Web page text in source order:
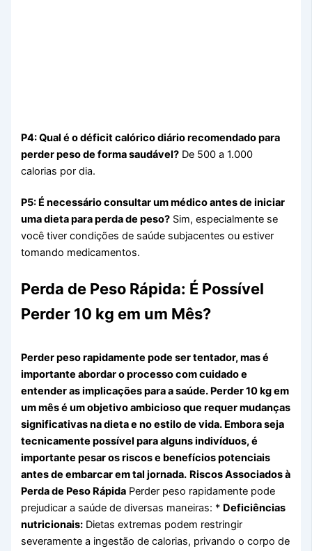
P4: Qual é o déficit calórico diário recomendado para
perder peso de forma saudável? De 500 a 1.000
calorias por dia.
P5: É necessário consultar um médico antes de iniciar
uma dieta para perda de peso? Sim, especialmente se
você tiver condições de saúde subjacentes ou estiver
tomando medicamentos.
Perda de Peso Rápida: É Possível
Perder 10 kg em um Mês?
Perder peso rapidamente pode ser tentador, mas é
importante abordar o processo com cuidado e
entender as implicações para a saúde. Perder 10 kg em
um mês é um objetivo ambicioso que requer mudanças
significativas na dieta e no estilo de vida. Embora seja
tecnicamente possível para alguns indivíduos, é
importante pesar os riscos e benefícios potenciais
antes de embarcar em tal jornada. Riscos Associados à
Perda de Peso Rápida Perder peso rapidamente pode
prejudicar a saúde de diversas maneiras: * Deficiências
nutricionais: Dietas extremas podem restringir
severamente a ingestão de calorias, privando o corpo de